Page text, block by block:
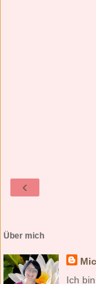
‹
Über mich
Ich